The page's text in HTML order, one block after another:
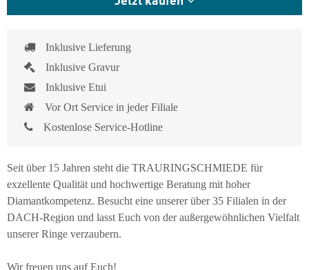
Inklusive Lieferung
Inklusive Gravur
Inklusive Etui
Vor Ort Service in jeder Filiale
Kostenlose Service-Hotline
Seit über 15 Jahren steht die TRAURINGSCHMIEDE für
exzellente Qualität und hochwertige Beratung mit hoher
Diamantkompetenz. Besucht eine unserer über 35 Filialen in der
DACH-Region und lasst Euch von der außergewöhnlichen Vielfalt
unserer Ringe verzaubern.
Wir freuen uns auf Euch!